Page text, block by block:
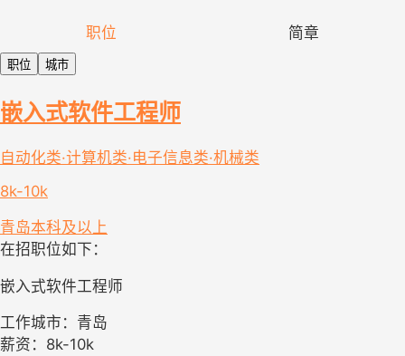
职位 简章
职位 城市
嵌入式软件工程师
自动化类·计算机类·电子信息类·机械类
8k-10k
青岛本科及以上
在招职位如下：
嵌入式软件工程师
工作城市：青岛
薪资：8k-10k